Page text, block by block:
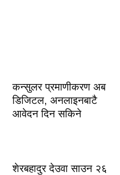
कन्सुलर प्रमाणीकरण अब
डिजिटल, अनलाइनबाटै
आवेदन दिन सकिने
शेरबहादुर देउवा साउन २६